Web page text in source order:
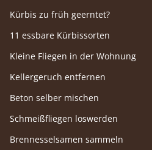
Kürbis zu früh geerntet?
11 essbare Kürbissorten
Kleine Fliegen in der Wohnung
Kellergeruch entfernen
Beton selber mischen
Schmeißfliegen loswerden
Brennesselsamen sammeln